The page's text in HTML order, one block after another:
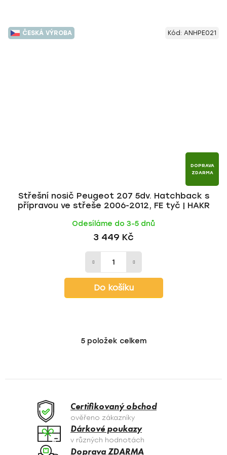
ČESKÁ VÝROBA
DOPRAVA
ZDARMA
Střešní nosič Peugeot 207 5dv. Hatchback s
přípravou ve střeše 2006-2012, FE tyč | HAKR
Odesíláme do 3-5 dnů
3 449 Kč
Do košíku
Kód: ANHPE021
O
á
c
í
p
r
5položek celkem
Certifikovaný obchod
ověřeno zákazníky
Dárkové poukazy
v různých hodnotách
Doprava ZDARMA